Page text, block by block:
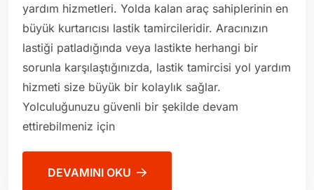
yardım hizmetleri. Yolda kalan araç sahiplerinin en
büyük kurtarıcısı lastik tamircileridir. Aracınızın
lastiği patladığında veya lastikte herhangi bir
sorunla karşılaştığınızda, lastik tamircisi yol yardım
hizmeti size büyük bir kolaylık sağlar.
Yolculuğunuzu güvenli bir şekilde devam
ettirebilmeniz için
DEVAMINI OKU